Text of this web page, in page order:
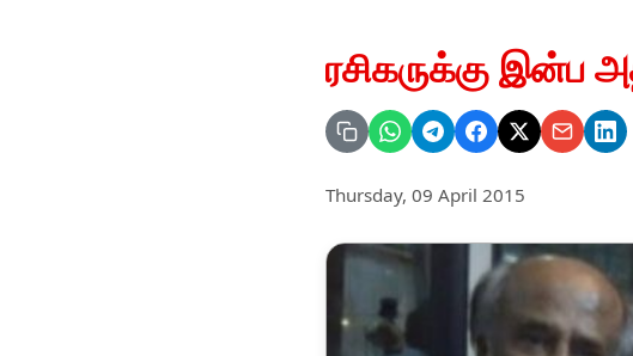
ரசிகருக்கு இன்ப
Thursday, 09 April 2015